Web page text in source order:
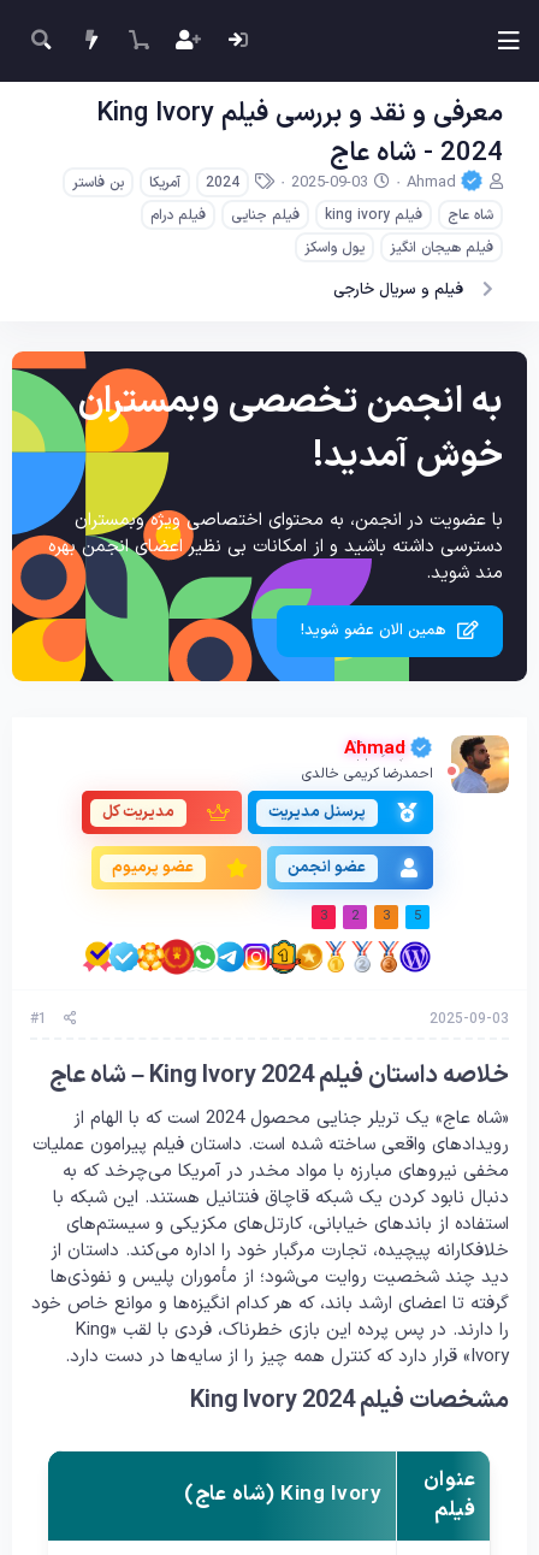
معرفی و نقد و بررسی فیلم King Ivory
2024 - شاه عاج
ن
ی
س
د
و
Ahmad
ت
ر
ی
ش
2025-09-03
چ
2024 آمریکا
بن فاستر
شاه عاج
فیلم king ivory فیلم جنایی
فیلم درام
فیلم هیجان انگیز
یول واسکز
فیلم و سریال خارجی
به انجمن تخصصی وبمستران
خوش آمدید!
با عضویت در انجمن، به محتوای اختصاصی ویژه وبمستران
دسترسی داشته باشید و از امکانات بی نظیر اعضای انجمن بهره
مند شوید.
همین الان عضو شوید!
Ahmad
احمدرضا کریمی خالدی
پرسنل مدیریت مدیریت کل
عضو انجمن عضو پرمیوم
5
3
2
3
2025-09-03
#1
خلاصه داستان فیلم King Ivory 2024 – شاه عاج
«شاه عاج» یک تریلر جنایی محصول 2024 است که با الهام از
رویدادهای واقعی ساخته شده است. داستان فیلم پیرامون عملیات
مخفی نیروهای مبارزه با مواد مخدر در آمریکا می‌چرخد که به
دنبال نابود کردن یک شبکه قاچاق فنتانیل هستند. این شبکه با
استفاده از باندهای خیابانی، کارتل‌های مکزیکی و سیستم‌های
خلافکارانه پیچیده، تجارت مرگبار خود را اداره می‌کند. داستان از
دید چند شخصیت روایت می‌شود؛ از مأموران پلیس و نفوذی‌ها
گرفته تا اعضای ارشد باند، که هر کدام انگیزه‌ها و موانع خاص خود
را دارند. در پس پرده این بازی خطرناک، فردی با لقب «King
Ivory» قرار دارد که کنترل همه چیز را از سایه‌ها در دست دارد.
مشخصات فیلم King Ivory 2024
عنوان
فیلم
King Ivory (شاه عاج)